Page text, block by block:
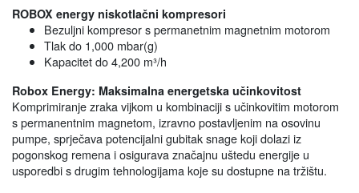
ROBOX energy niskotlačni kompresori
Bezuljni kompresor s permanetnim magnetnim motorom
Tlak do 1,000 mbar(g)
Kapacitet do 4,200 m³/h
Robox Energy: Maksimalna energetska učinkovitost
Komprimiranje zraka vijkom u kombinaciji s učinkovitim motorom
s permanentnim magnetom, izravno postavljenim na osovinu
pumpe, sprječava potencijalni gubitak snage koji dolazi iz
pogonskog remena i osigurava značajnu uštedu energije u
usporedbi s drugim tehnologijama koje su dostupne na tržištu.